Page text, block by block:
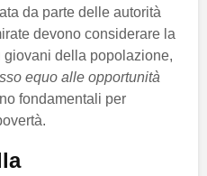
da parte delle autorità
devono considerare la
della popolazione,
equo alle opportunità
fondamentali per